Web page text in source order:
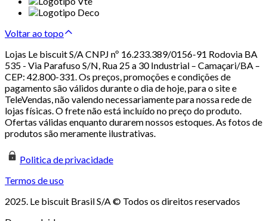
Voltar ao topo
Lojas Le biscuit S/A CNPJ nº 16.233.389/0156-91 Rodovia BA
535 - Via Parafuso S/N, Rua 25 a 30 Industrial – Camaçari/BA –
CEP: 42.800-331. Os preços, promoções e condições de
pagamento são válidos durante o dia de hoje, para o site e
TeleVendas, não valendo necessariamente para nossa rede de
lojas físicas. O frete não está incluído no preço do produto.
Ofertas válidas enquanto durarem nossos estoques. As fotos de
produtos são meramente ilustrativas.
Politica de privacidade
Termos de uso
2025. Le biscuit Brasil S/A © Todos os direitos reservados